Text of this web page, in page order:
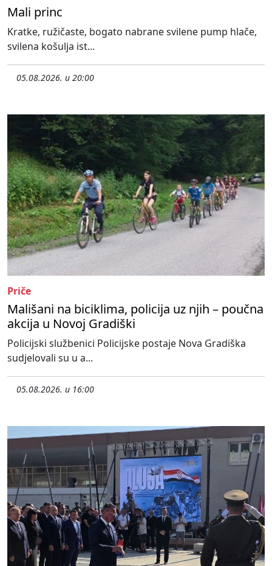
Mali princ
Kratke, ružičaste, bogato nabrane svilene pump hlače,
svilena košulja ist...
05.08.2026. u 20:00
Priče
Mališani na biciklima, policija uz njih – poučna
akcija u Novoj Gradiški
Policijski službenici Policijske postaje Nova Gradiška
sudjelovali su u a...
05.08.2026. u 16:00